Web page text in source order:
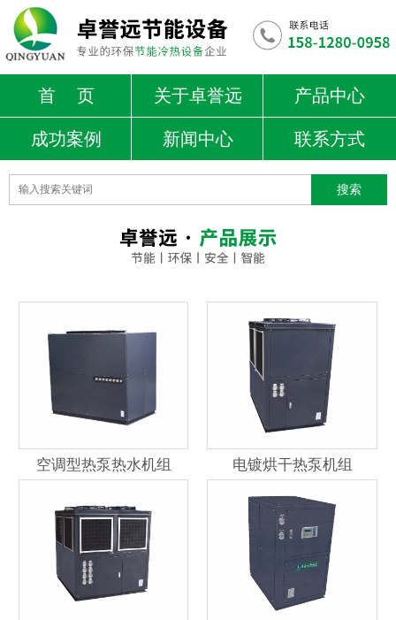
首 页 关于卓誉远 产品中心
成功案例 新闻中心 联系方式
空调型热泵热水机组 电镀烘干热泵机组